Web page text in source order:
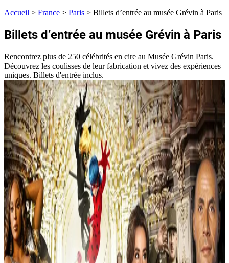
Accueil > France > Paris > Billets d’entrée au musée Grévin à Paris
Billets d’entrée au musée Grévin à Paris
Rencontrez plus de 250 célébrités en cire au Musée Grévin Paris.
Découvrez les coulisses de leur fabrication et vivez des expériences
uniques. Billets d'entrée inclus.